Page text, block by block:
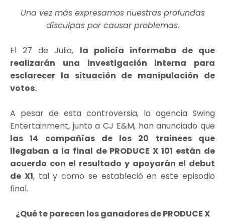
Una vez más expresamos nuestras profundas
disculpas por causar problemas.
El 27 de Julio, la policía informaba de que
realizarán una investigación interna para
esclarecer la situación de manipulación de
votos.
A pesar de esta controversia, la agencia Swing
Entertainment, junto a CJ E&M, han anunciado que
las 14 compañías de los 20 trainees que
llegaban a la final de PRODUCE X 101 están de
acuerdo con el resultado y apoyarán el debut
de X1, tal y como se estableció en este episodio
final.
¿Qué te parecen los ganadores de PRODUCE X